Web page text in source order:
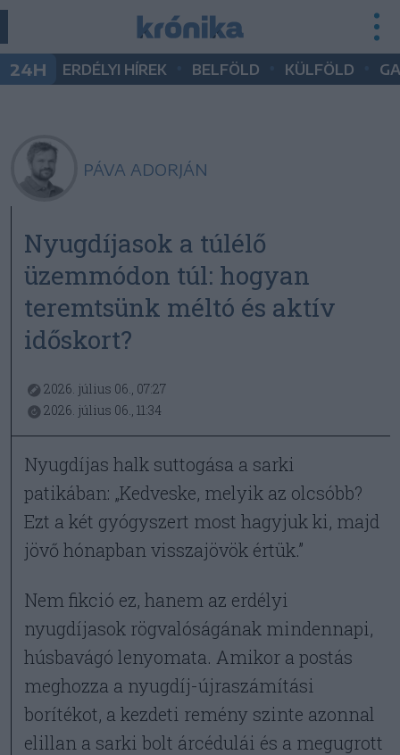
24H ERDÉLYI HÍREK BELFÖLD KÜLFÖLD
PÁVA ADORJÁN
Nyugdíjasok a túlélő
üzemmódon túl: hogyan
teremtsünk méltó és aktív
időskort?
2026. július 06., 07:27
2026. július 06., 11:34
Nyugdíjas halk suttogása a sarki
patikában: „Kedveske, melyik az olcsóbb?
Ezt a két gyógyszert most hagyjuk ki, majd
jövő hónapban visszajövök értük.”
Nem fikció ez, hanem az erdélyi
nyugdíjasok rögvalóságának mindennapi,
húsbavágó lenyomata. Amikor a postás
meghozza a nyugdíj-újraszámítási
borítékot, a kezdeti remény szinte azonnal
elillan a sarki bolt árcédulái és a megugrott